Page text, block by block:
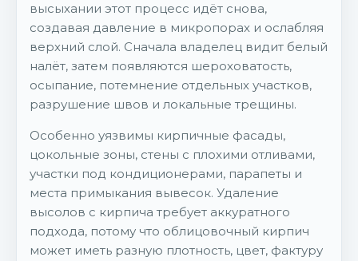
высыхании этот процесс идёт снова,
создавая давление в микропорах и ослабляя
верхний слой. Сначала владелец видит белый
налёт, затем появляются шероховатость,
осыпание, потемнение отдельных участков,
разрушение швов и локальные трещины.
Особенно уязвимы кирпичные фасады,
цокольные зоны, стены с плохими отливами,
участки под кондиционерами, парапеты и
места примыкания вывесок. Удаление
высолов с кирпича требует аккуратного
подхода, потому что облицовочный кирпич
может иметь разную плотность, цвет, фактуру